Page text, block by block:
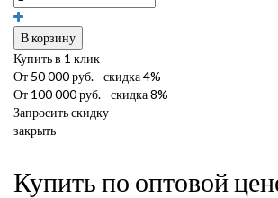
В корзину
Купить в 1 клик
От 50 000 руб. - скидка 4%
От 100 000 руб. - скидка 8%
Запросить скидку
закрыть
Купить по оптовой